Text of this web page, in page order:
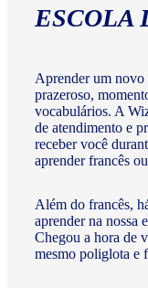
ESCOLA
Aprender um novo
prazeroso,
vocabulários. A
de atendimento e
receber você
aprender francês
Além do francês,
aprender na nossa
Chegou a hora de
mesmo poliglota e